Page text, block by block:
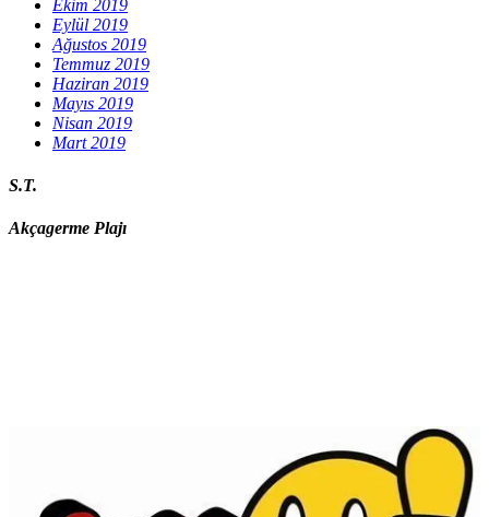
Ekim 2019
Eylül 2019
Ağustos 2019
Temmuz 2019
Haziran 2019
Mayıs 2019
Nisan 2019
Mart 2019
S.T.
Akçagerme Plajı